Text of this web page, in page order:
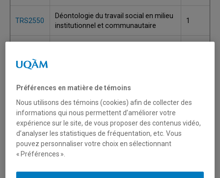
TRS2550
Déontologie du travail social en milieu
institutionnel et communautaire
1
TRS2130
exercice du travail social
1
TRS8325
Dynamiques sociales du vieillissement
et enjeux de la gérontologie sociale
Enjeux interculturels, oppressions et
Préférences en matière de témoins
Nous utilisons des témoins (cookies) afin de collecter des
informations qui nous permettent d’améliorer votre
expérience sur le site, de vous proposer des contenus vidéo,
d’analyser les statistiques de fréquentation, etc. Vous
pouvez personnaliser votre choix en sélectionnant
« Préférences ».